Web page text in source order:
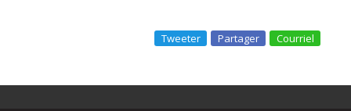
Tweeter Partager Courriel